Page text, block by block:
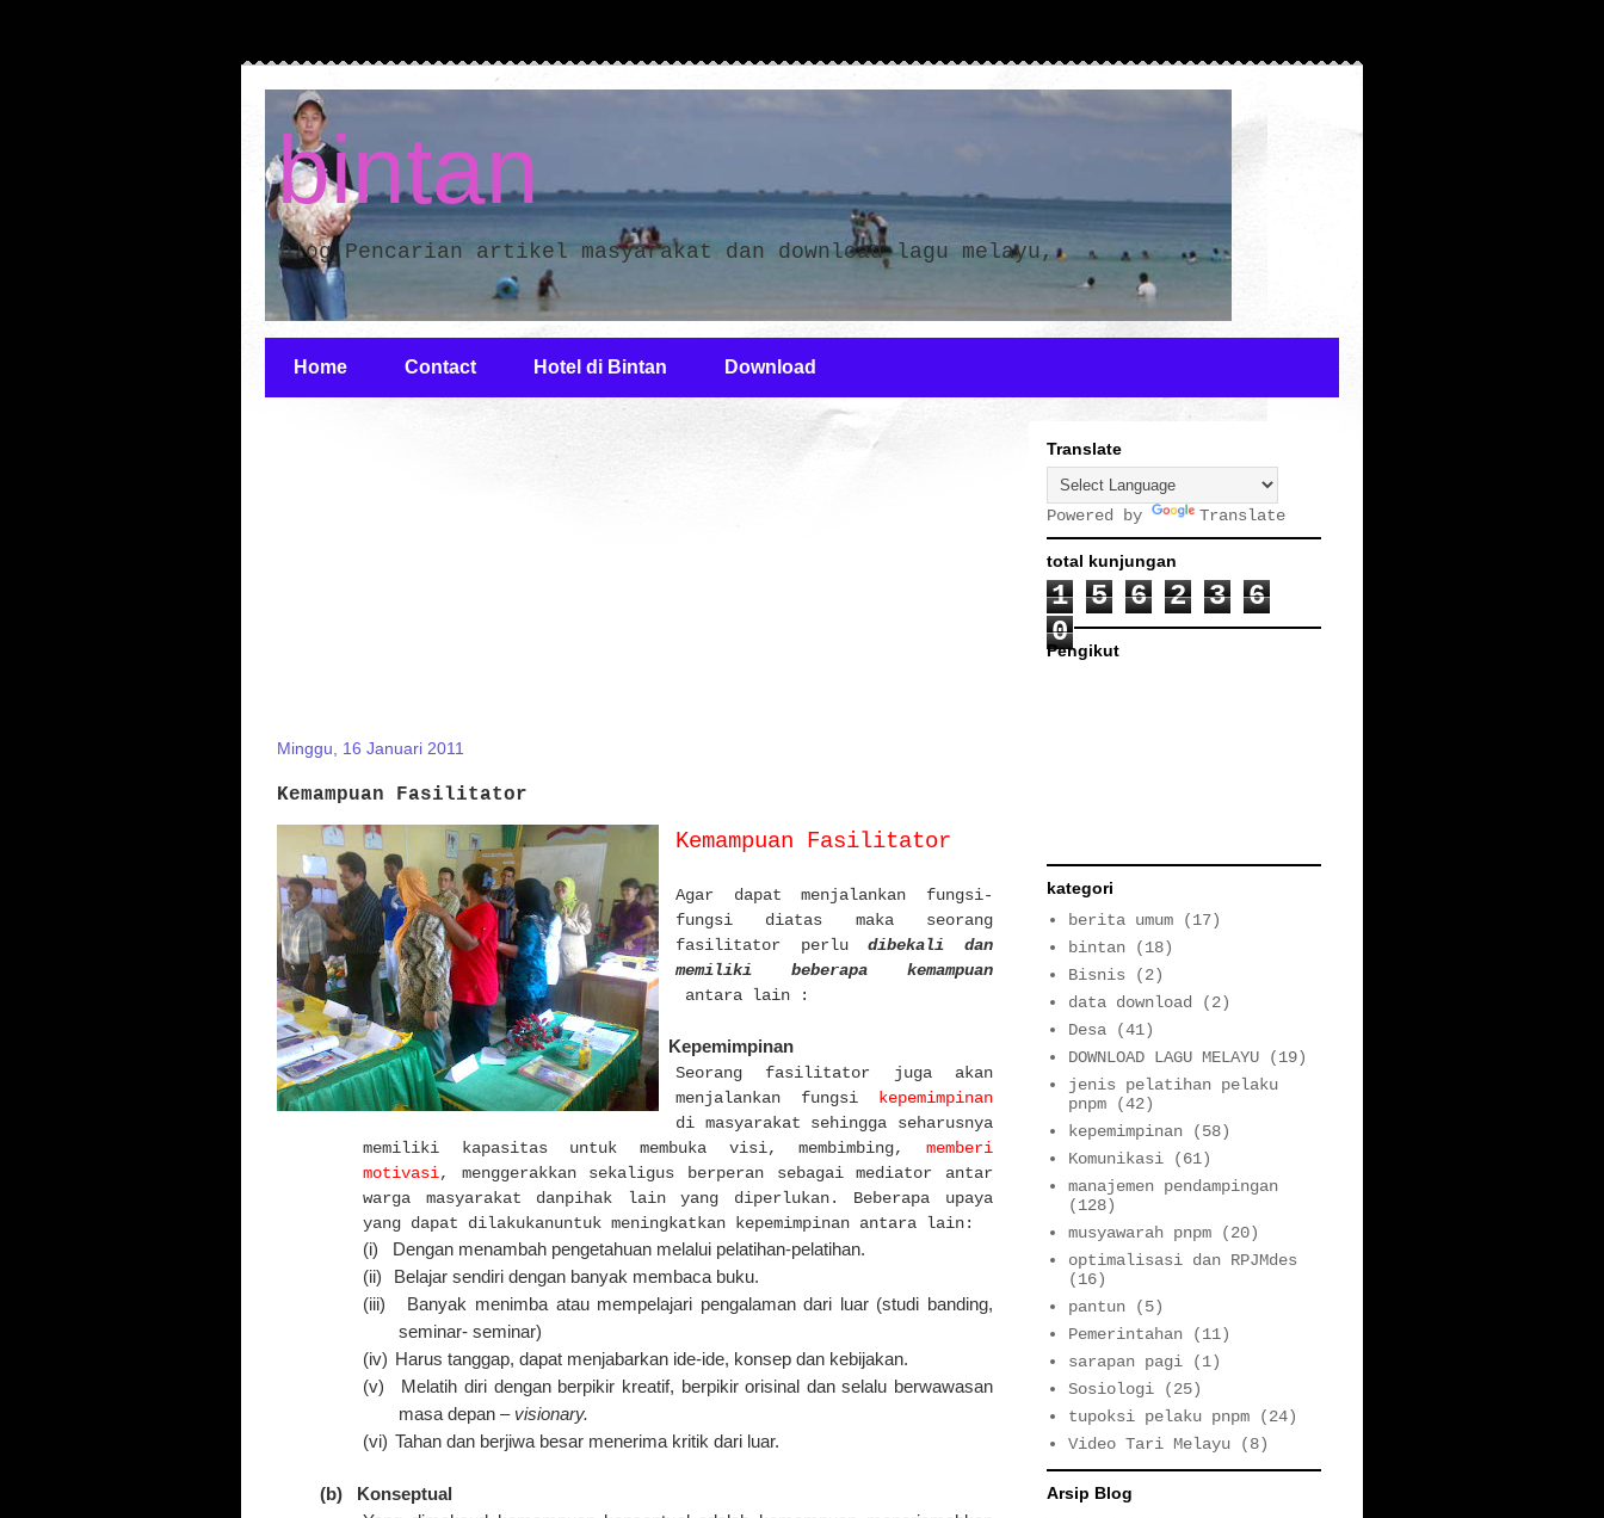
bintan
blog Pencarian artikel masyarakat dan download lagu melayu,
Home Contact Hotel di Bintan Download
Minggu, 16 Januari 2011
Kemampuan Fasilitator
Kemampuan Fasilitator
Agar dapat menjalankan fungsi-
fungsi diatas maka seorang
fasilitator perludibekali dan
memiliki beberapa kemampuan
antara lain :
(a)
Kepemimpinan
Seorang fasilitator juga akan
menjalankan fungsi
kepemimpinan
di masyarakat sehingga seharusnya
memiliki kapasitas untuk membuka visi, membimbing, memberi
motivasi, menggerakkan sekaligus berperan sebagai mediator antar
warga masyarakat danpihak lain yang diperlukan. Beberapa upaya
yang dapat dilakukanuntuk meningkatkan kepemimpinan antara lain:
(i)
Dengan menambah pengetahuan melalui pelatihan-pelatihan.
(ii)
Belajar sendiri dengan banyak membaca buku.
(iii)
Banyak menimba atau mempelajari pengalaman dari luar (studi banding,
seminar- seminar)
(iv) Harus tanggap, dapat menjabarkan ide-ide, konsep dan kebijakan.
(v)
Melatih diri dengan berpikir kreatif, berpikir orisinal dan selalu berwawasan
masa depan – visionary.
(vi) Tahan dan berjiwa besar menerima kritik dari luar.
(b)
Konseptual
Translate
Powered by Translate
total kunjungan
1 5 6 2 3
6
0
Pengikut
kategori
berita umum
(17)
bintan
(18)
Bisnis
(2)
data download
(2)
Desa
(41)
DOWNLOAD LAGU MELAYU
(19)
jenis pelatihan pelaku
pnpm
(42)
kepemimpinan
(58)
Komunikasi
(61)
manajemen pendampingan
(128)
musyawarah pnpm
(20)
optimalisasi dan RPJMdes
(16)
pantun
(5)
Pemerintahan
(11)
sarapan pagi
(1)
Sosiologi
(25)
tupoksi pelaku pnpm
(24)
Video Tari Melayu
(8)
Arsip Blog